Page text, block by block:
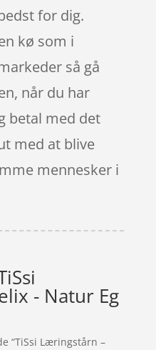
for dig.
kø som i
så gå
når du har
betal med det
med at blive
mennesker i
- Natur Eg
“TiSsi Læringstårn –